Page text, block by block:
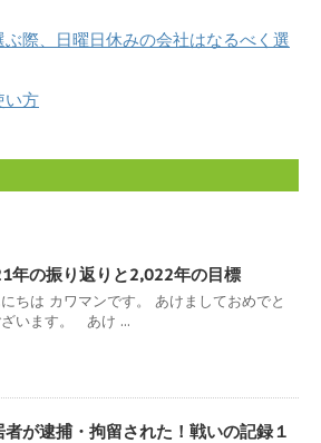
際、日曜日休みの会社はなるべく選
い方
年の振り返りと2,022年の目標
ちは カワマンです。 あけましておめでと
ざいます。 あけ ...
者が逮捕・拘留された！戦いの記録１